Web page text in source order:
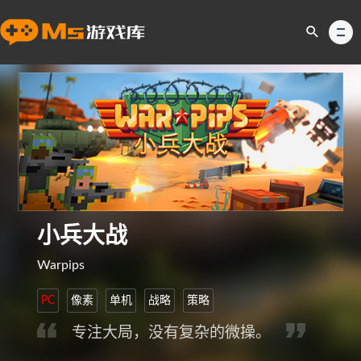
小兵大战
Warpips
PC 像素 单机 战略 策略
专注大局，没有复杂的微操。